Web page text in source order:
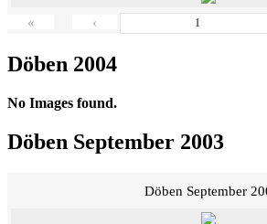
« ‹
Döben 2004
No Images found.
Döben September 2003
Döben September